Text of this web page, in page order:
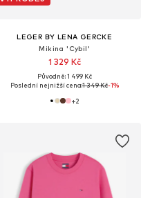
LEGER BY LENA GERCKE
Mikina 'Cybil'
1 329 Kč
Původně: 1 499 Kč
Poslední nejnižší cena:1 349 Kč-1%
+2